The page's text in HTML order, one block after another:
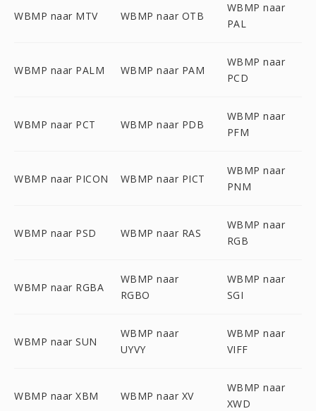
WBMP naar MTV WBMP naar OTB
WBMP naar
PAL
WBMP naar PALM WBMP naar PAM
WBMP naar
PCD
WBMP naar PCT WBMP naar PDB
WBMP naar
PFM
WBMP naar PICON WBMP naar PICT
WBMP naar
PNM
WBMP naar PSD WBMP naar RAS
WBMP naar
RGB
WBMP naar RGBA
WBMP naar
RGBO
WBMP naar
SGI
WBMP naar SUN
WBMP naar
UYVY
WBMP naar
VIFF
WBMP naar XBM WBMP naar XV
WBMP naar
XWD